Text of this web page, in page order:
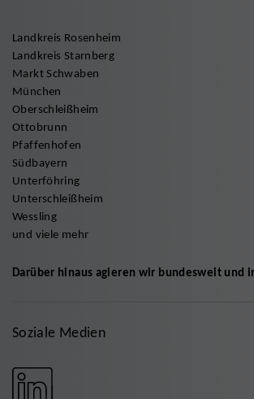
Landkreis Rosenheim
Landkreis Starnberg
Markt Schwaben
München
Oberschleißheim
Ottobrunn
Pfaffenhofen
Südbayern
Unterföhring
Unterschleißheim
Wessling
und viele mehr
Darüber hinaus agieren wir bundesweit und
Soziale Medien